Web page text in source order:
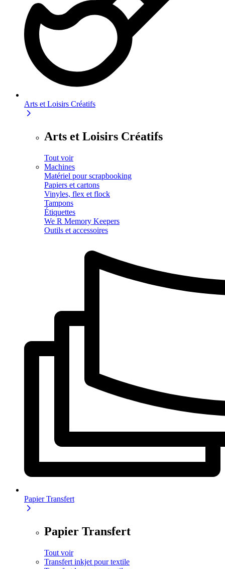
Arts et Loisirs Créatifs
Arts et Loisirs Créatifs
Tout voir
Machines
Matériel pour scrapbooking
Papiers et cartons
Vinyles, flex et flock
Tampons
Étiquettes
We R Memory Keepers
Outils et accessoires
Papier Transfert
Papier Transfert
Tout voir
Transfert inkjet pour textile